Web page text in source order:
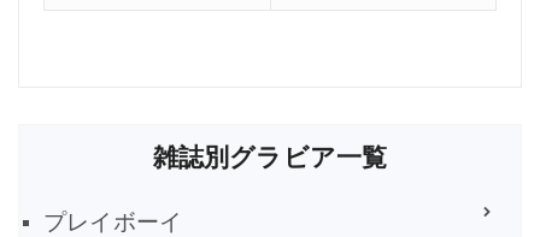
雑誌別グラビア一覧
プレイボーイ